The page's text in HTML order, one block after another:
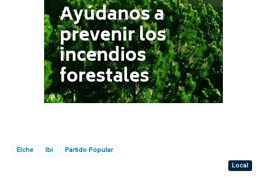
Elche Ibi
Partido Popular
Local